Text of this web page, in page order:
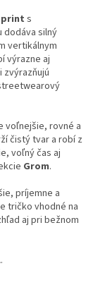
s
silný
vertikálnym
výrazne aj
voľnejšie, rovné a
čistý tvar a robí z
voľný čas aj
Grom.
príjemne a
tričko vhodné na
aj pri bežnom
.